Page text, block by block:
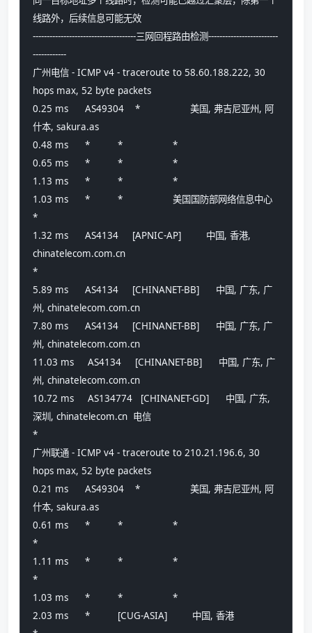
线路外，后续信息可能无效
-------------------------------------三网回程路由检测-------------------------
------------
广州电信 - ICMP v4 - traceroute to 58.60.188.222, 30
hops max, 52 byte packets
0.25 ms      AS49304    *                  美国, 弗吉尼亚州, 阿
什本, sakura.as
0.48 ms      *          *                  *
0.65 ms      *          *                  *
1.13 ms      *          *                  *
1.03 ms      *          *                  美国国防部网络信息中心
*
1.32 ms      AS4134     [APNIC-AP]         中国, 香港,
chinatelecom.com.cn
*
5.89 ms      AS4134     [CHINANET-BB]      中国, 广东, 广
州, chinatelecom.com.cn
7.80 ms      AS4134     [CHINANET-BB]      中国, 广东, 广
州, chinatelecom.com.cn
11.03 ms     AS4134     [CHINANET-BB]      中国, 广东, 广
州, chinatelecom.com.cn
10.72 ms     AS134774   [CHINANET-GD]      中国, 广东,
深圳, chinatelecom.cn  电信
*
广州联通 - ICMP v4 - traceroute to 210.21.196.6, 30
hops max, 52 byte packets
0.21 ms      AS49304    *                  美国, 弗吉尼亚州, 阿
什本, sakura.as
0.61 ms      *          *                  *
*
1.11 ms      *          *                  *
*
1.03 ms      *          *                  *
2.03 ms      *          [CUG-ASIA]         中国, 香港